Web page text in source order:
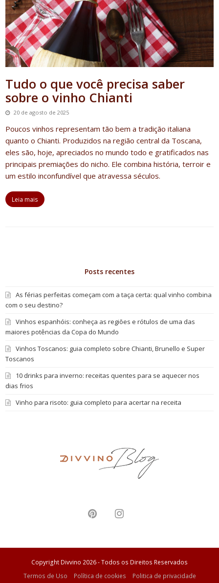
Tudo o que você precisa saber
sobre o vinho Chianti
20 de agosto de 2025
Poucos vinhos representam tão bem a tradição italiana
quanto oChianti. Produzidos na região central da Toscana,
eles são, hoje, apreciados no mundo todo e gratificados nas
principais premiações do nicho. Ele combina história, terroir e
um estilo inconfundível que atravessa séculos.
Leia mais
Posts recentes
As férias perfeitas começam com a taça certa: qual vinho combina
com o seu destino?
Vinhos espanhóis: conheça as regiões e rótulos de uma das
maiores potências da Copa do Mundo
Vinhos Toscanos: guia completo sobre Chianti, Brunello e Super
Toscanos
10 drinks para inverno: receitas quentes para se aquecer nos
dias frios
Vinho para risoto: guia completo para acertar na receita
n
t
I
s
Copyright Divvino 2026 - Todos os Direitos Reservados
Termos de Uso
Política de cookies Politica de privacidade